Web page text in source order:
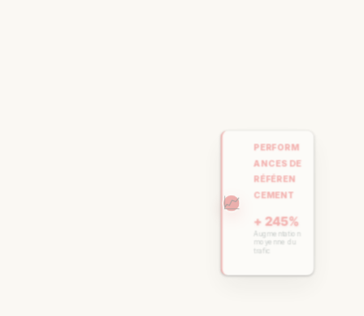
📈
PERFORM
ANCES DE
RÉFÉREN
CEMENT
+ 245%
Augmentation
moyenne du
trafic